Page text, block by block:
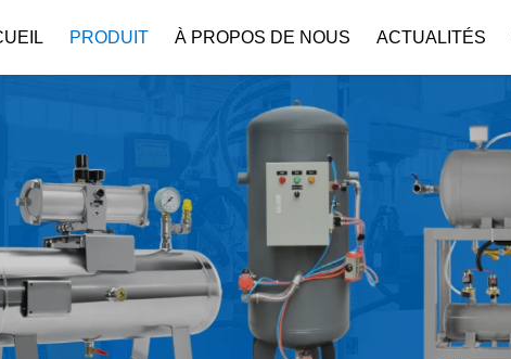
PRODUIT À PROPOS DE NOUS
Profil De L’entreprise
ACTUALITÉS